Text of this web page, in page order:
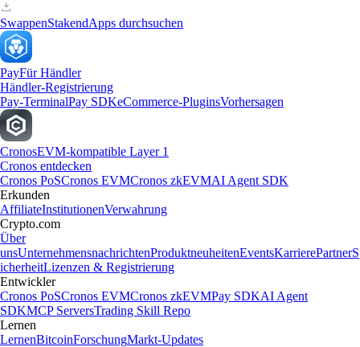
SwappenStakendApps durchsuchen
PayFür Händler
Händler-Registrierung
Pay-TerminalPay SDKeCommerce-PluginsVorhersagen
CronosEVM-kompatible Layer 1
Cronos entdecken
Cronos PoSCronos EVMCronos zkEVMAI Agent SDK
Erkunden
AffiliateInstitutionenVerwahrung
Crypto.com
Über
unsUnternehmensnachrichtenProduktneuheitenEventsKarrierePartnerS
icherheitLizenzen & Registrierung
Entwickler
Cronos PoSCronos EVMCronos zkEVMPay SDKAI Agent
SDKMCP ServersTrading Skill Repo
Lernen
LernenBitcoinForschungMarkt-Updates